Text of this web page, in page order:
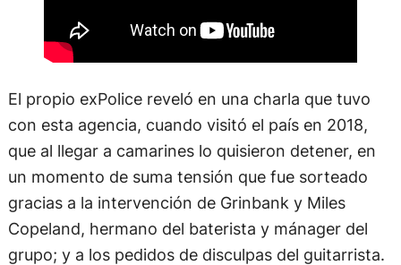
El propio exPolice reveló en una charla que tuvo
con esta agencia, cuando visitó el país en 2018,
que al llegar a camarines lo quisieron detener, en
un momento de suma tensión que fue sorteado
gracias a la intervención de Grinbank y Miles
Copeland, hermano del baterista y mánager del
grupo; y a los pedidos de disculpas del guitarrista.